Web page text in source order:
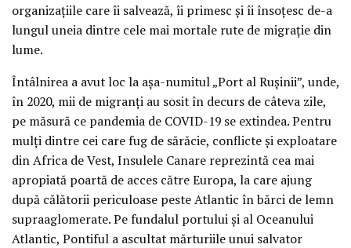
organizațiile care îi salvează, îi primesc și îi însoțesc de-a
lungul uneia dintre cele mai mortale rute de migrație din
lume.
Întâlnirea a avut loc la așa-numitul „Port al Rușinii”, unde,
în 2020, mii de migranți au sosit în decurs de câteva zile,
pe măsură ce pandemia de COVID-19 se extindea. Pentru
mulți dintre cei care fug de sărăcie, conflicte și exploatare
din Africa de Vest, Insulele Canare reprezintă cea mai
apropiată poartă de acces către Europa, la care ajung
după călătorii periculoase peste Atlantic în bărci de lemn
supraaglomerate. Pe fundalul portului și al Oceanului
Atlantic, Pontiful a ascultat mărturiile unui salvator